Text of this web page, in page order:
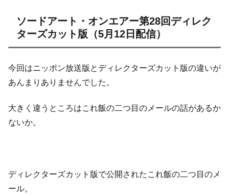
ソードアート・オンエアー第28回ディレク
ターズカット版（5月12日配信）
今回はニッポン放送版とディレクターズカット版の違いが
あんまりありませんでした。
大きく違うところはこれ飯の二つ目のメールの話があるか
ないか。
ディレクターズカット版で公開されたこれ飯の二つ目のメ
ール。